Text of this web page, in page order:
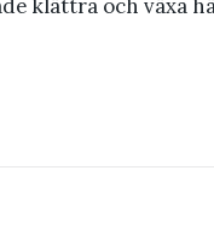
klättra och växa